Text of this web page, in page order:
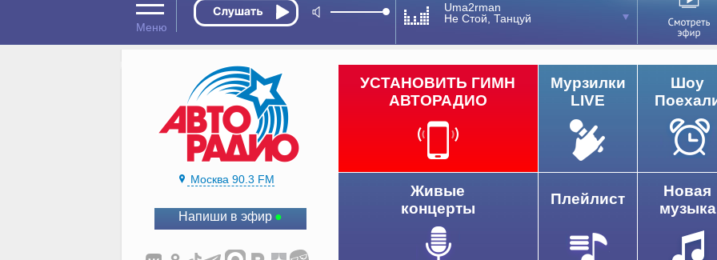
Uma2rman
Не Стой, Танцуй
Москва 90.3 FM
Напиши в эфир
УСТАНОВИТЬ ГИМН
АВТОРАДИО
Мурзилки
LIVE
Шоу
Живые
концерты
Плейлист
Новая
музыка